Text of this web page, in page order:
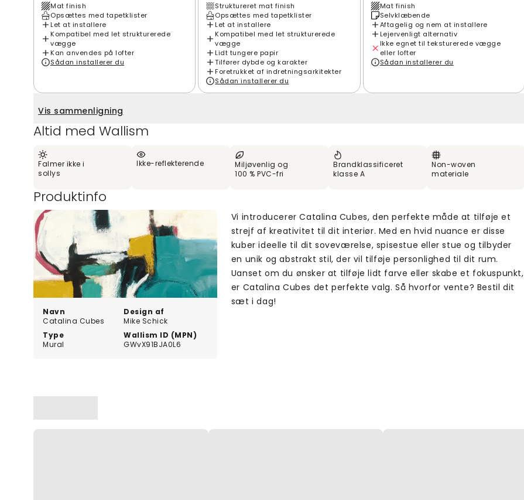
Mat finish
Opsættes med tapetklister
Let at installere
Kompatibel med let strukturerede
vægge
Kan anvendes på lofter
Sådan installerer du
Struktureret mat finish
Opsættes med tapetklister
Let at installere
Kompatibel med let strukturerede
vægge
Lidt tungere papir
Tilfører dybde og karakter
Foretrukket af indretningsarkitekter
Sådan installerer du
Mat finish
Selvklæbende
Aftagelig og nem at installere
Lejervenligt alternativ
Ikke egnet til teksturerede vægge
eller lofter
Sådan installerer du
Vis sammenligning
Altid med Wallism
Falmer ikke i
sollys
Ikke-reflekterende
Miljøvenlig og
100 % PVC-fri
Brandklassificeret
klasse A
Non-woven
materiale
Produktinfo
Navn
Catalina Cubes
Design af
Mike Schick
Type
Mural
Wallism ID (MPN)
GWvX91BJA0L6
Vi introducerer Catalina Cubes, den perfekte måde at tilføje et
strejf af kreativitet til dit interiør. Med en hvid nuance er disse
kuber ideelle til dit soveværelse, spisestue eller stue og tilbyder
en unik og abstrakt stil, der vil tilføje personlighed til dit rum.
Uanset om du ønsker at tilføje lidt farve eller skabe et fokuspunkt,
er Catalina Cubes det perfekte valg. Så hvorfor vente? Bestil dit
sæt i dag!